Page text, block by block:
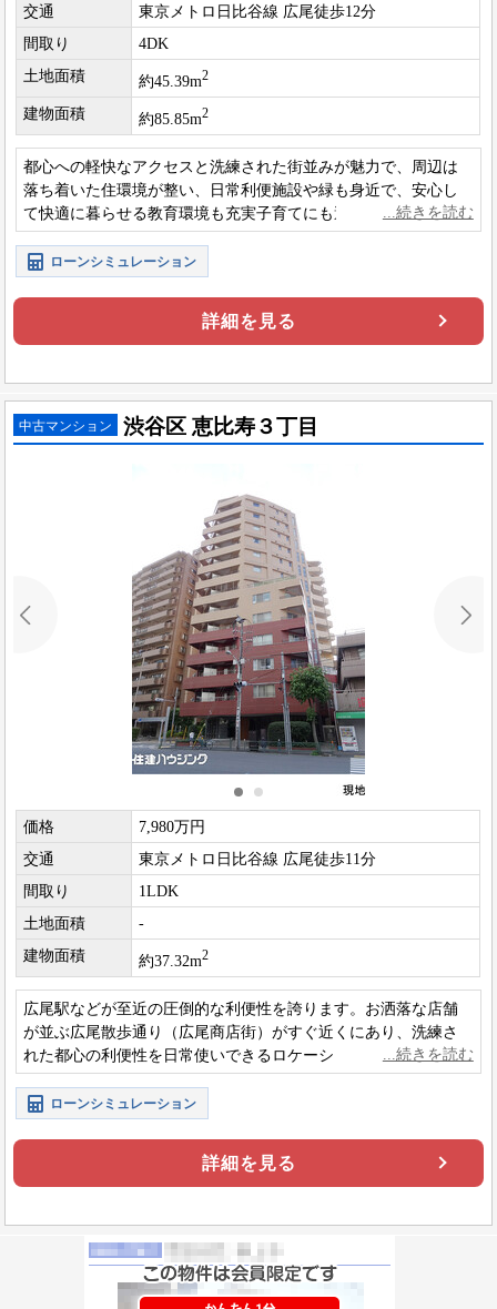
交通
東京メトロ日比谷線 広尾徒歩12分
間取り
4DK
土地面積
約45.39m2
建物面積 約85.85m2
都心への軽快なアクセスと洗練された街並みが魅力で、周辺は
落ち着いた住環境が整い、日常利便施設や緑も身近で、安心し
て快適に暮らせる教育環境も充実子育てにも適した上質な住宅
エリアです。
ローンシミュレーション
詳細を見る
中古マンション 渋谷区 恵比寿３丁目
価格
7,980万円
交通
東京メトロ日比谷線 広尾徒歩11分
間取り
1LDK
土地面積
-
建物面積
約37.32m2
広尾駅などが至近の圧倒的な利便性を誇ります。お洒落な店舗
が並ぶ広尾散歩通り（広尾商店街）がすぐ近くにあり、洗練さ
れた都心の利便性を日常使いできるロケーションです。
ローンシミュレーション
詳細を見る